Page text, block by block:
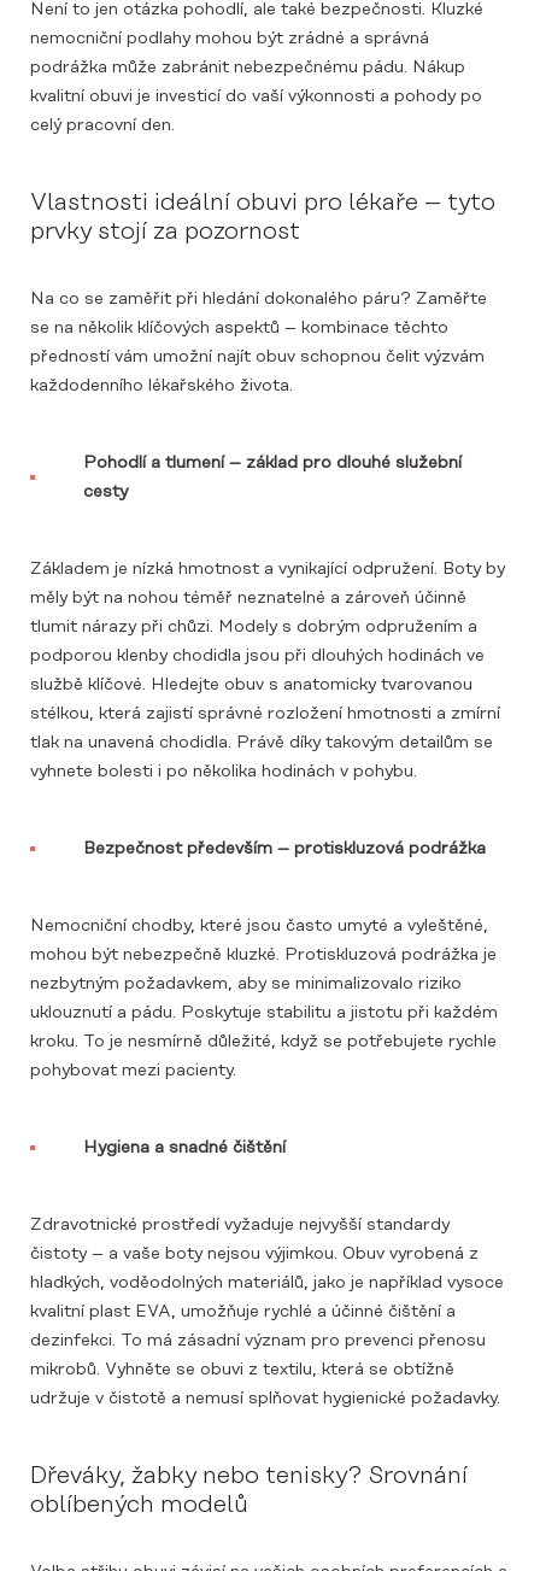
Není to jen otázka pohodlí, ale také bezpečnosti. Kluzké
nemocniční podlahy mohou být zrádné a správná
podrážka může zabránit nebezpečnému pádu. Nákup
kvalitní obuvi je investicí do vaší výkonnosti a pohody po
celý pracovní den.
Vlastnosti ideální obuvi pro lékaře – tyto
prvky stojí za pozornost
Na co se zaměřit při hledání dokonalého páru? Zaměřte
se na několik klíčových aspektů – kombinace těchto
předností vám umožní najít obuv schopnou čelit výzvám
každodenního lékařského života.
Pohodlí a tlumení – základ pro dlouhé služební
cesty
Základem je nízká hmotnost a vynikající odpružení. Boty by
měly být na nohou téměř neznatelné a zároveň účinně
tlumit nárazy při chůzi. Modely s dobrým odpružením a
podporou klenby chodidla jsou při dlouhých hodinách ve
službě klíčové. Hledejte obuv s anatomicky tvarovanou
stélkou, která zajistí správné rozložení hmotnosti a zmírní
tlak na unavená chodidla. Právě díky takovým detailům se
vyhnete bolesti i po několika hodinách v pohybu.
Bezpečnost především – protiskluzová podrážka
Nemocniční chodby, které jsou často umyté a vyleštěné,
mohou být nebezpečně kluzké. Protiskluzová podrážka je
nezbytným požadavkem, aby se minimalizovalo riziko
uklouznutí a pádu. Poskytuje stabilitu a jistotu při každém
kroku. To je nesmírně důležité, když se potřebujete rychle
pohybovat mezi pacienty.
Hygiena a snadné čištění
Zdravotnické prostředí vyžaduje nejvyšší standardy
čistoty – a vaše boty nejsou výjimkou. Obuv vyrobená z
hladkých, voděodolných materiálů, jako je například vysoce
kvalitní plast EVA, umožňuje rychlé a účinné čištění a
dezinfekci. To má zásadní význam pro prevenci přenosu
mikrobů. Vyhněte se obuvi z textilu, která se obtížně
udržuje v čistotě a nemusí splňovat hygienické požadavky.
Dřeváky, žabky nebo tenisky? Srovnání
oblíbených modelů